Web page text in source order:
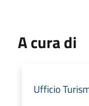
A cura di
Ufficio